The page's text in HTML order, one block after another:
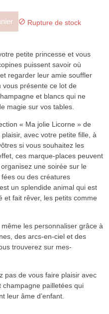
 Rupture de stock
petite princesse et vous
puissent savoir où
regarder leur amie souffler
présente ce lot de
et blancs qui ne
magie sur vos tables.
« Ma jolie Licorne » de
avec votre petite fille, à
si vous souhaitez les
ces marque-places peuvent
une soirée sur le
ou des créatures
un splendide animal qui est
et fait rêver, les petits comme
les personnaliser grâce à
des arcs-en-ciel et des
trouverez sur mes-
pas de vous faire plaisir avec
pailletées qui
leur âme d’enfant.